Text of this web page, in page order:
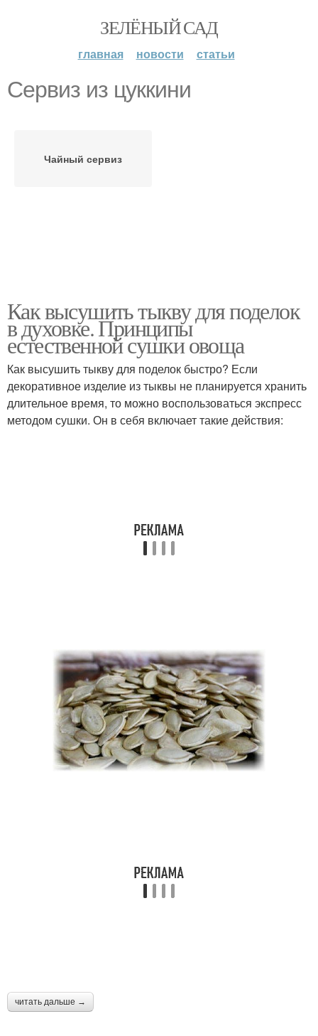
ЗЕЛЁНЫЙ САД
главная новости статьи
Сервиз из цуккини
Чайный сервиз
Как высушить тыкву для поделок
в духовке. Принципы
естественной сушки овоща
Как высушить тыкву для поделок быстро? Если
декоративное изделие из тыквы не планируется хранить
длительное время, то можно воспользоваться экспресс
методом сушки. Он в себя включает такие действия:
читать дальше →